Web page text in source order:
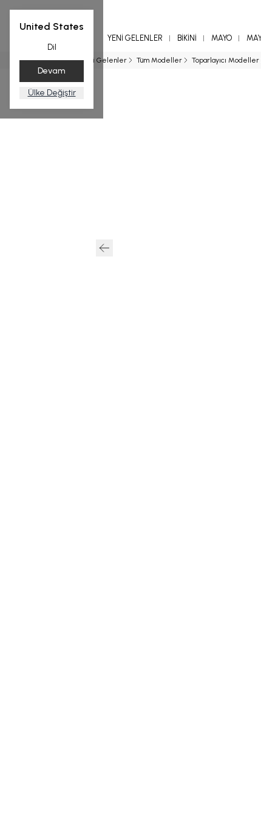
United States
Dil
Devam
Ülke Değiştir
YENİ GELENLER BİKİNİ MAYO
Ana Sayfa Yeni Gelenler Tüm Modeller Toparlayıcı Modeller